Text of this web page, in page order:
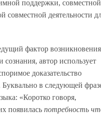
поддержки, совместной
совместной деятельности
фактор возникновения
автор использует
доказательство
в следующей
«Коротко говоря,
появилась потребность